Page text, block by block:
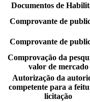
Documentos de
Comprovante de
Comprovante de
Comprovação da
valor de mercado
Autorização da
competente para a
licitação